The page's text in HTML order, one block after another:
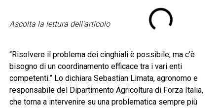
Ascolta la lettura dell'articolo
“Risolvere il problema dei cinghiali è possibile, ma c’è
bisogno di un coordinamento efficace tra i vari enti
competenti.” Lo dichiara Sebastian Limata, agronomo e
responsabile del Dipartimento Agricoltura di Forza Italia,
che torna a intervenire su una problematica sempre più